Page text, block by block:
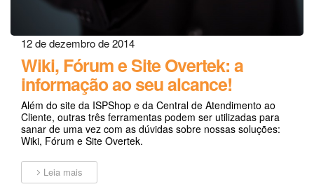
12 de dezembro de 2014
Wiki, Fórum e Site Overtek: a
informação ao seu alcance!
Além do site da ISPShop e da Central de Atendimento ao
Cliente, outras três ferramentas podem ser utilizadas para
sanar de uma vez com as dúvidas sobre nossas soluções:
Wiki, Fórum e Site Overtek.
Leia mais